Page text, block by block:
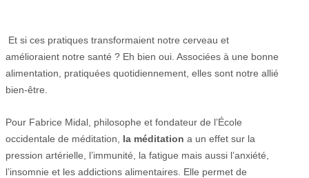
Et si ces pratiques transformaient notre cerveau et
amélioraient notre santé ? Eh bien oui. Associées à une bonne
alimentation, pratiquées quotidiennement, elles sont notre allié
bien-être.
Pour Fabrice Midal, philosophe et fondateur de l’École
occidentale de méditation, la méditation a un effet sur la
pression artérielle, l’immunité, la fatigue mais aussi l’anxiété,
l’insomnie et les addictions alimentaires. Elle permet de